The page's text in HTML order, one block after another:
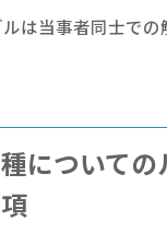
は当事者同士での
についての